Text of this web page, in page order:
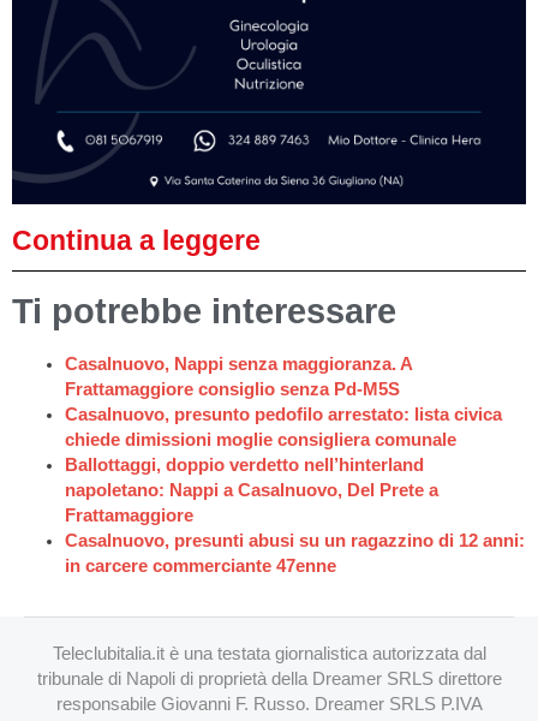
Continua a leggere
Ti potrebbe interessare
Casalnuovo, Nappi senza maggioranza. A
Frattamaggiore consiglio senza Pd-M5S
Casalnuovo, presunto pedofilo arrestato: lista civica
chiede dimissioni moglie consigliera comunale
Ballottaggi, doppio verdetto nell’hinterland
napoletano: Nappi a Casalnuovo, Del Prete a
Frattamaggiore
Casalnuovo, presunti abusi su un ragazzino di 12 anni:
in carcere commerciante 47enne
Teleclubitalia.it è una testata giornalistica autorizzata dal
tribunale di Napoli di proprietà della Dreamer SRLS direttore
responsabile Giovanni F. Russo. Dreamer SRLS P.IVA